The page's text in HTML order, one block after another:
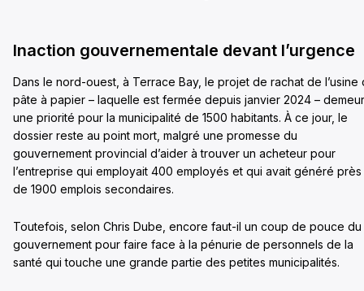
Inaction gouvernementale devant l’urgence
Dans le nord-ouest, à Terrace Bay, le projet de rachat de l’usine
pâte à papier – laquelle est fermée depuis janvier 2024 –
une priorité pour la municipalité de 1500 habitants. À ce jour, le
dossier reste au point mort, malgré une promesse du
gouvernement provincial d’aider à trouver un acheteur pour
l’entreprise qui employait 400 employés et qui avait généré près
de 1900 emplois secondaires.
Toutefois, selon Chris Dube, encore faut-il un coup de pouce du
gouvernement pour faire face à la pénurie de personnels de la
santé qui touche une grande partie des petites municipalités.